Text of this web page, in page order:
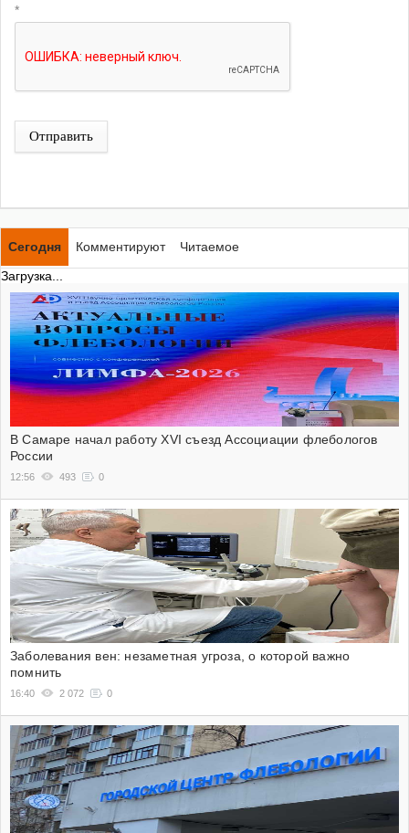
*
Отправить
Сегодня Комментируют
Читаемое
Загрузка...
В Самаре начал работу XVI съезд Ассоциации флебологов
России
12:56 493 0
Заболевания вен: незаметная угроза, о которой важно
помнить
16:40 2 072 0